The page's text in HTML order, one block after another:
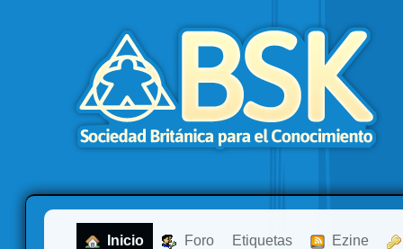
Inicio Foro Etiquetas Ezine